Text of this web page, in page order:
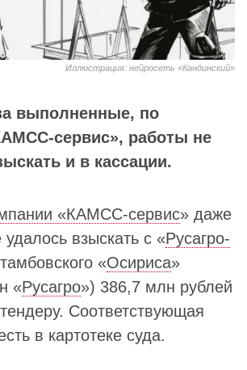
Иллюстрация: нейросеть «Кандинский»
выполненные, по
сервис», работы не
и в кассации.
«КАМСС-сервис» даже
удалось взыскать с «Русагро-
«Осириса»
«Русагро») 386,7 млн рублей
Соответствующая
в картотеке суда.